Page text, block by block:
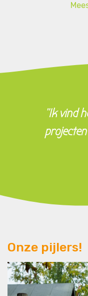
"Ik vind
Onze pijlers!